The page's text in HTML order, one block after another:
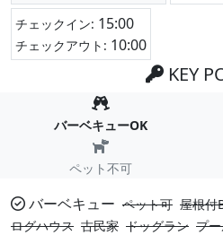
チェックイン: 15:00
チェックアウト: 10:00
KEY
バーベキューOK
ペット不可
バーベキュー ペット可 屋根付
ログハウス 古民家 ドッグラン プ